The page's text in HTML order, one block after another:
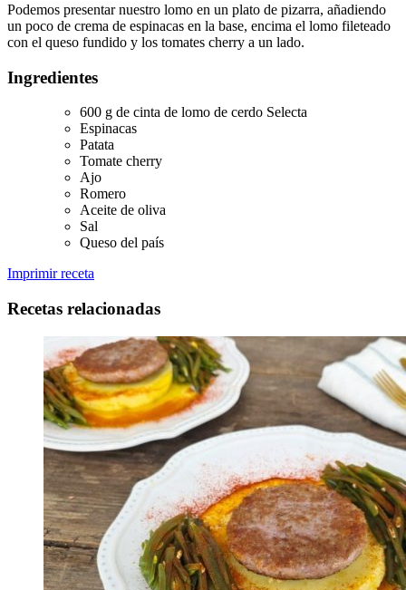
Podemos presentar nuestro lomo en un plato de pizarra, añadiendo
un poco de crema de espinacas en la base, encima el lomo fileteado
con el queso fundido y los tomates cherry a un lado.
Ingredientes
600 g de cinta de lomo de cerdo Selecta
Espinacas
Patata
Tomate cherry
Ajo
Romero
Aceite de oliva
Sal
Queso del país
Imprimir receta
Recetas relacionadas